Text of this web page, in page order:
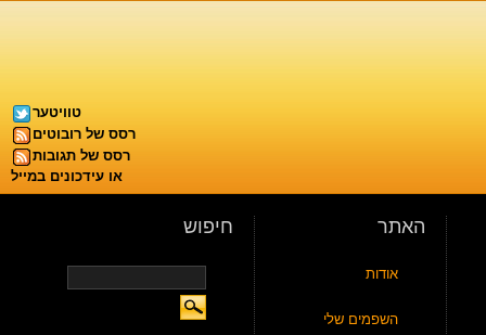
טוויטער
רסס של רובוטים
רסס של תגובות
או עידכונים במייל
האתר
אודות
השפמים שלי
חיפוש